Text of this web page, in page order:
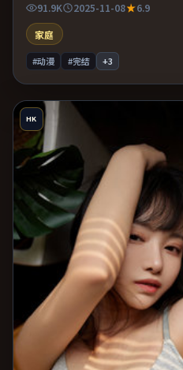
俗。
91.9K 2025-11-08
6.9
家庭
#动漫 #完结 +3
HK